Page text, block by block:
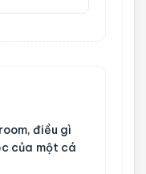
điều gì
của một cá